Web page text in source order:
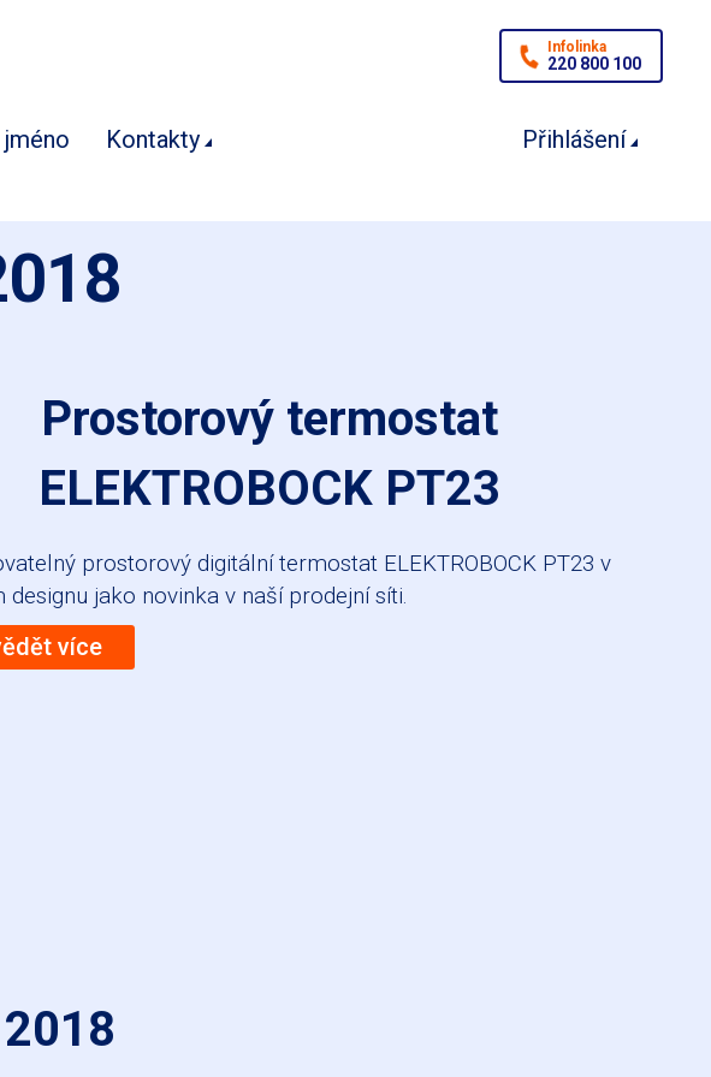
Infolinka
220 800 100
Přihlášení
Kontakty
Prostorový termostat
ELEKTROBOCK PT23
prostorový digitální termostat ELEKTROBOCK PT23 v
designu jako novinka v naší prodejní síti.
více